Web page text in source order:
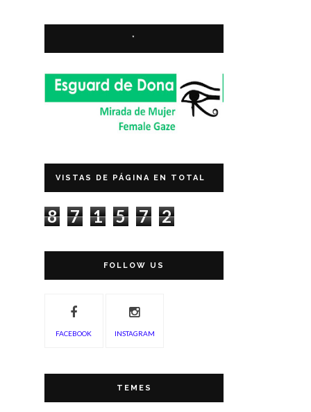
*
VISTAS DE PÁGINA EN TOTAL
8 7 1 5 7 2
FOLLOW US
FACEBOOK INSTAGRAM
TEMES